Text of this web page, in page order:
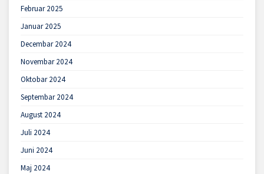
Februar 2025
Januar 2025
Decembar 2024
Novembar 2024
Oktobar 2024
Septembar 2024
August 2024
Juli 2024
Juni 2024
Maj 2024